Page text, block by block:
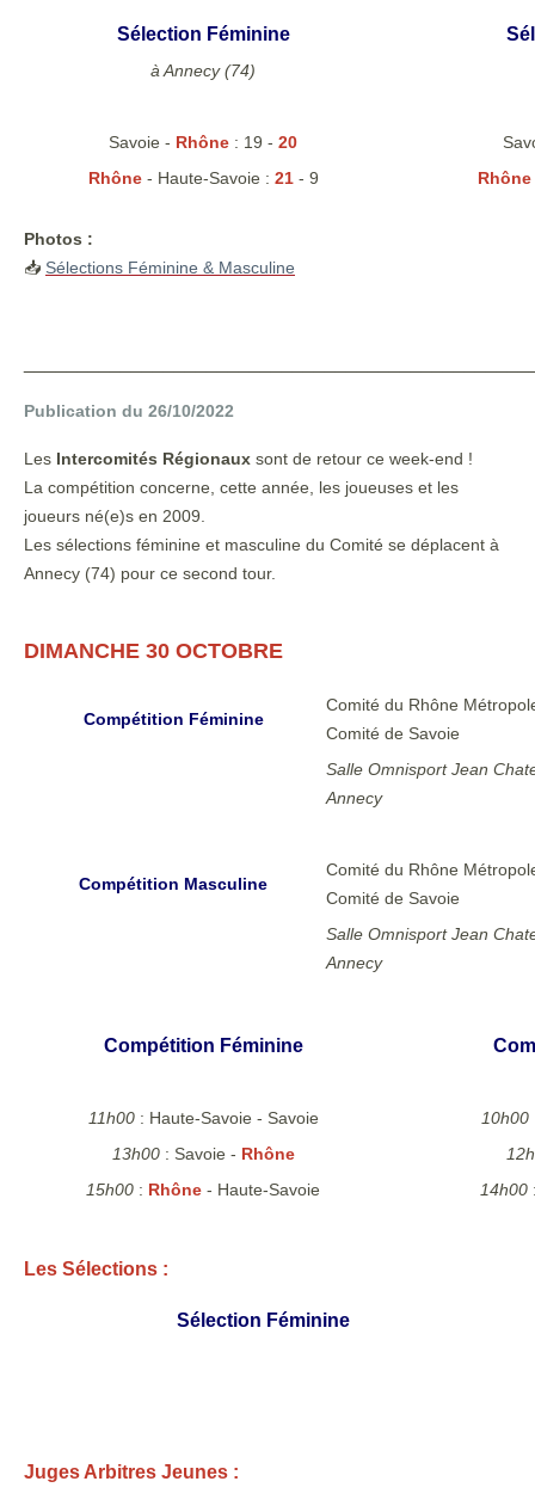
Sélection Féminine
à Annecy (74)
Savoie - Rhône : 19 - 20
Rhône - Haute-Savoie : 21- 9 Rhône
Photos :
📥 Sélections Féminine & Masculine
Publication du 26/10/2022
Les Intercomités Régionaux sont de retour ce week-end !
La compétition concerne, cette année, les joueuses et les
joueurs né(e)s en 2009.
Les sélections féminine et masculine du Comité se déplacent à
Annecy (74) pour ce second tour.
DIMANCHE 30 OCTOBRE
Compétition Féminine
Comité du Rhône
Comité de Savoie
Salle Omnisport Jean
Annecy
Compétition Masculine
Comité du Rhône
Comité de Savoie
Salle Omnisport Jean
Annecy
Compétition Féminine
11h00: Haute-Savoie - Savoie 10h00
13h00: Savoie - Rhône
15h00 : Rhône - Haute-Savoie 14h00
Les Sélections :
Sélection Féminine
Juges Arbitres Jeunes :